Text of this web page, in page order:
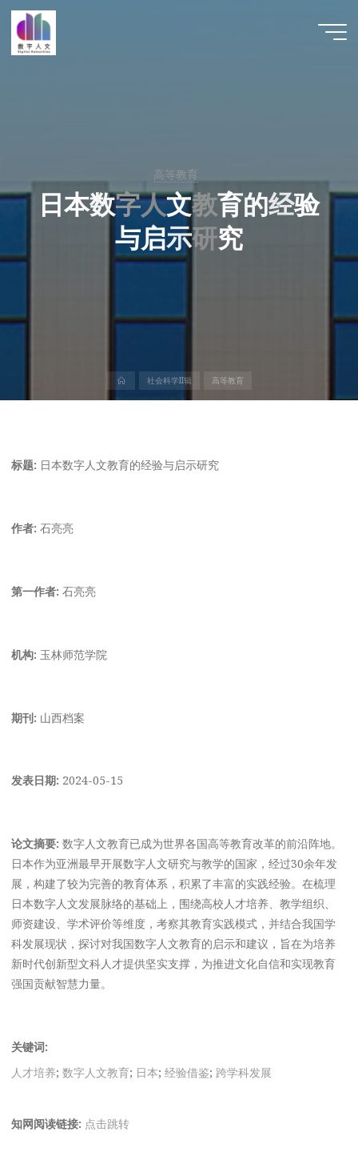
高等教育
日本数字人
人文教
教育的经验
与启示研
研究
页
社会科学II辑 高等教育
标题: 日本数字人文教育的经验与启示研究
作者: 石亮亮
第一作者: 石亮亮
机构: 玉林师范学院
期刊: 山西档案
发表日期: 2024-05-15
论文摘要: 数字人文教育已成为世界各国高等教育改革的前沿阵地。
日本作为亚洲最早开展数字人文研究与教学的国家，经过30余年发
展，构建了较为完善的教育体系，积累了丰富的实践经验。在梳理
日本数字人文发展脉络的基础上，围绕高校人才培养、教学组织、
师资建设、学术评价等维度，考察其教育实践模式，并结合我国学
科发展现状，探讨对我国数字人文教育的启示和建议，旨在为培养
新时代创新型文科人才提供坚实支撑，为推进文化自信和实现教育
强国贡献智慧力量。
关键词:
人才培养;数字人文教育; 日本;经验借鉴; 跨学科发展
知网阅读链接: 点击跳转